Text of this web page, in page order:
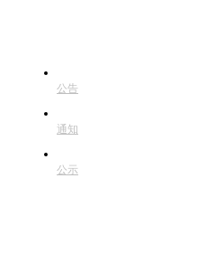
公告
通知
公示